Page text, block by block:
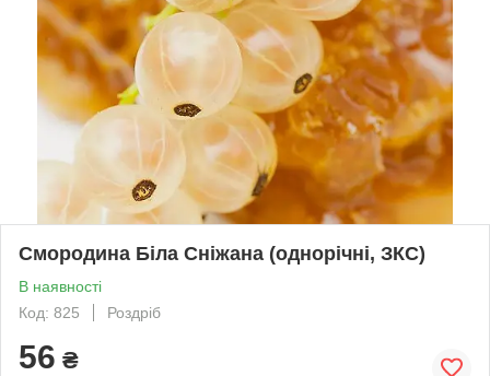
Смородина Біла Сніжана (однорічні, ЗКС)
В наявності
Код: 825
Роздріб
56 ₴